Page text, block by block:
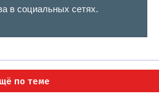
в социальных сетях.
по теме